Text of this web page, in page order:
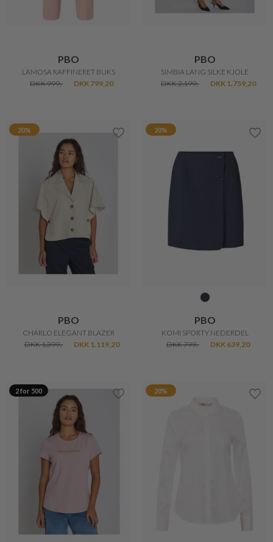
PBO
LAMOSA RAFFINERET BUKS
DKK 999,-
DKK 799,20
PBO
SIMBIA LANG SILKE KJOLE
DKK 2.199,-
DKK 1.759,20
20%
PBO
CHARLO ELEGANT BLAZER
DKK 1.399,-
DKK 1.119,20
20%
PBO
KOMI SPORTY NEDERDEL
DKK 799,-
DKK 639,20
2 for 500 20%